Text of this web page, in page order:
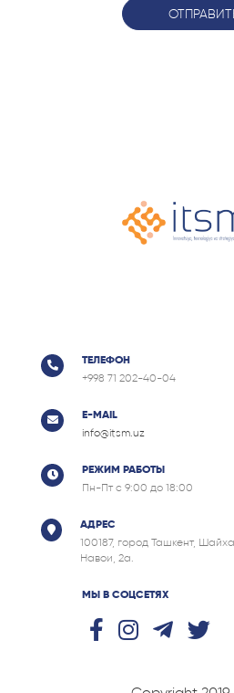
ТЕЛЕФОН
+998 71 202-40-04
E-MAIL
info@itsm.uz
РЕЖИМ РАБОТЫ
Пн-Пт с 9:00 до 18:00
АДРЕС
100187, город Ташкент,
Навои, 2а.
МЫ В СОЦСЕТЯХ